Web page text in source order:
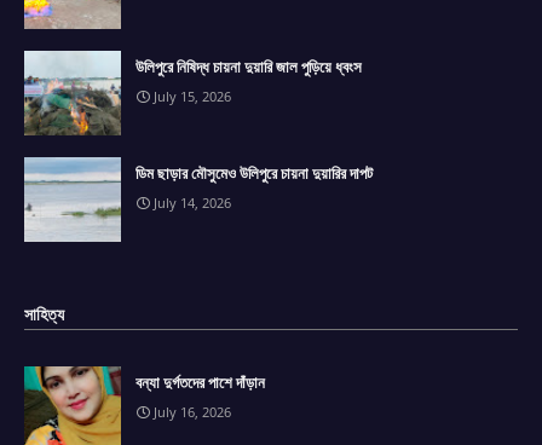
উলিপুরে নিষিদ্ধ চায়না দুয়ারি জাল পুড়িয়ে ধ্বংস
July 15, 2026
ডিম ছাড়ার মৌসুমেও উলিপুরে চায়না দুয়ারির দাপট
July 14, 2026
সাহিত্য
বন্যা দুর্গতদের পাশে দাঁড়ান
July 16, 2026